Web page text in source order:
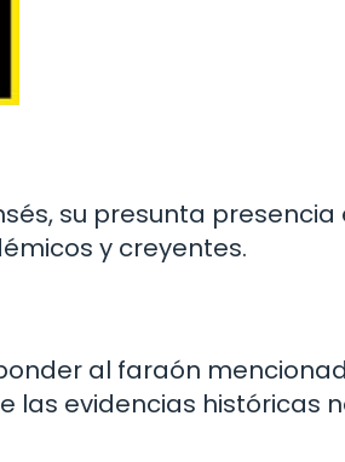
su presunta presencia
y creyentes.
al faraón
las evidencias históricas